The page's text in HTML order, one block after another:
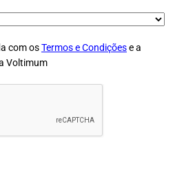
com osTermos e Condiçõese a
Voltimum